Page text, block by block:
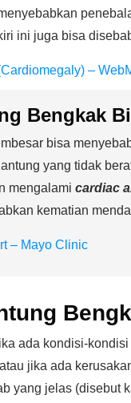
ini juga bisa
–
Bengkak
bisa
yang tidak
mengalami cardiac
kematian
– Mayo Clinic
ada kondisi-
jika ada
yang jelas (disebut